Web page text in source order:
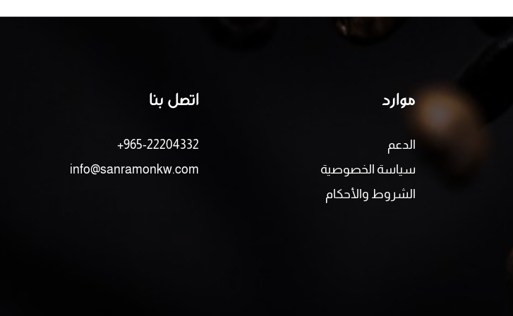
موارد
الدعم
سياسة الخصوصية
الشروط والأحكام
اتصل بنا
+965-22204332
info@sanramonkw.com